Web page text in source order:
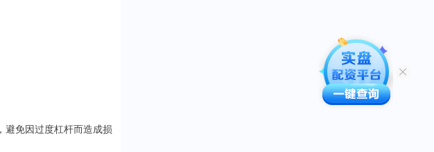
避免因过度杠杆而造成损